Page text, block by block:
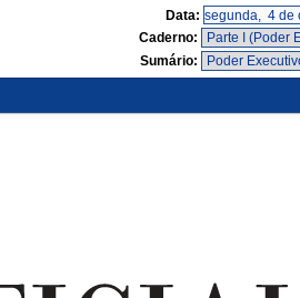
Data:
Caderno:
Sumário: